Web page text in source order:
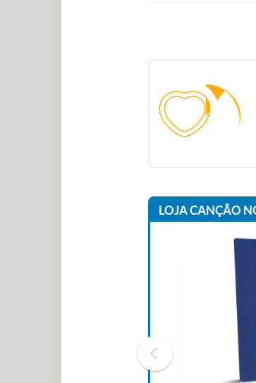
LOJA CANÇÃO